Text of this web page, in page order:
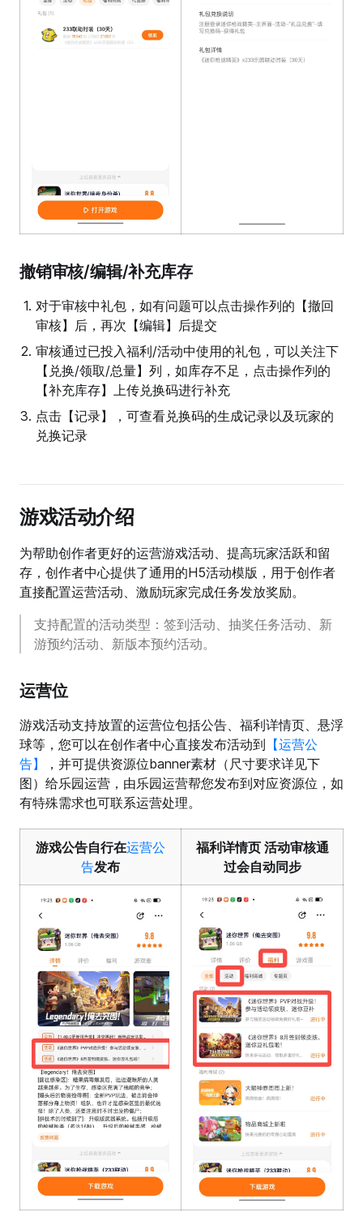
撤销审核/编辑/补充库存
对于审核中礼包，如有问题可以点击操作列的【撤回
审核】后，再次【编辑】后提交
审核通过已投入福利/活动中使用的礼包，可以关注下
【兑换/领取/总量】列，如库存不足，点击操作列的
【补充库存】上传兑换码进行补充
点击【记录】，可查看兑换码的生成记录以及玩家的
兑换记录
游戏活动介绍
为帮助创作者更好的运营游戏活动、提高玩家活跃和留
存，创作者中心提供了通用的H5活动模版，用于创作者
直接配置运营活动、激励玩家完成任务发放奖励。
支持配置的活动类型：签到活动、抽奖任务活动、新
游预约活动、新版本预约活动。
运营位
游戏活动支持放置的运营位包括公告、福利详情页、悬浮
球等，您可以在创作者中心直接发布活动到 【运营公
告】
，并可提供资源位banner素材（尺寸要求详见下
图）给乐园运营，由乐园运营帮您发布到对应资源位，如
有特殊需求也可联系运营处理。
游戏公告自行在运营公
告发布
福利详情页活动审核通
过会自动同步